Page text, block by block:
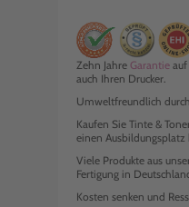
Zehn Jahre Garantie
auch Ihren Drucker.
Umweltfreundlich
Kaufen Sie Tinte &
einen
Viele Produkte aus
Fertigung in
Kosten senken und